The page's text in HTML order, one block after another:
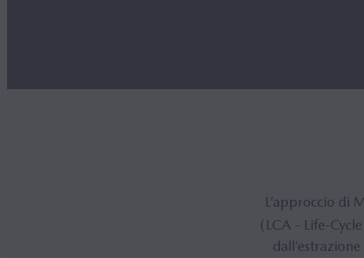
L’approccio di
(LCA - Life-